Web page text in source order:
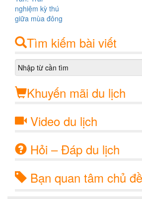
Tìm kiếm bài viết
Khuyến mãi du lịch
Video du lịch
Hỏi – Đáp du lịch
Bạn quan tâm chủ